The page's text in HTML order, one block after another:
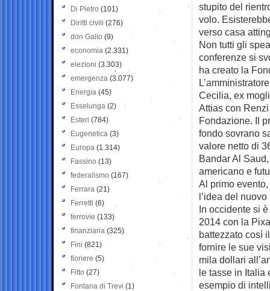
stupito del
volo.
verso casa
Non tutti gli
conferenze si
ha creato la
Cecilia, ex
Attias con
Fondazione. Il
fondo sovrano
valore netto di
Bandar Al
americano e
Al primo
l’idea del
In occidente si
2014 con la
battezzato così
fornire le sue
mila dollari
le tasse in Italia
esempio di
Di Pietro (101)
Diritti civili (276)
don Gallo (9)
economia (2.331)
elezioni (3.303)
emergenza (3.077)
Energia (45)
Esselunga (2)
Esteri (784)
Eugenetica (3)
Europa (1.314)
Fassino (13)
federalismo (167)
Ferrara (21)
Ferretti (6)
ferrovie (133)
finanziaria (325)
Fini (821)
fioriere (5)
Fitto (27)
Fontana di Trevi (1)